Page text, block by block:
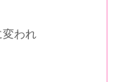
変われ